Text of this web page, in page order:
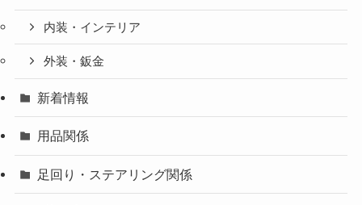
内装・インテリア
外装・鈑金
新着情報
用品関係
足回り・ステアリング関係